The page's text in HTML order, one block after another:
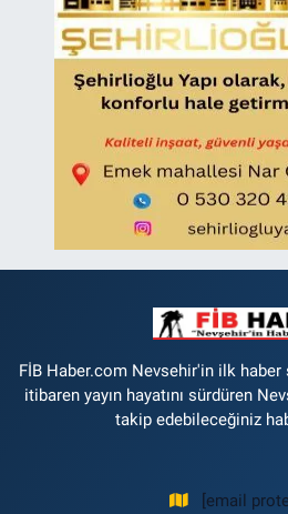
FİB Haber.com Nevsehir'in ilk haber
itibaren yayın hayatını sürdüren
takip edebileceğiniz
[email